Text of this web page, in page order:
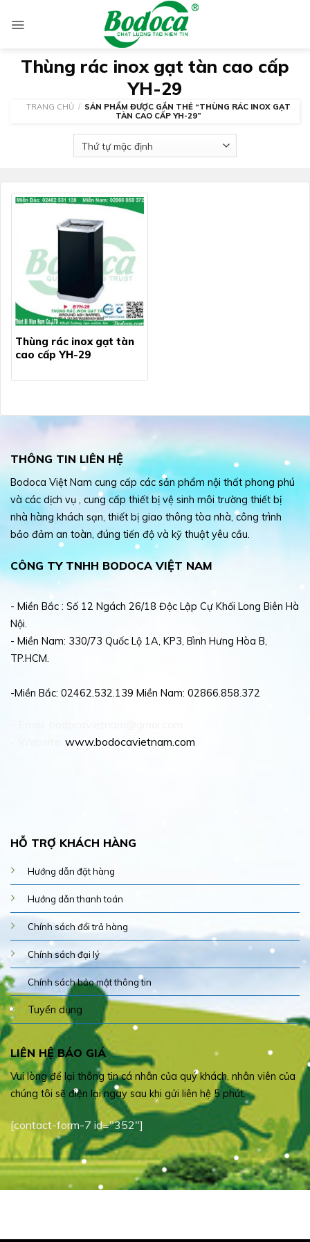
Thùng rác inox gạt tàn cao cấp
YH-29
TRANG CHỦ / SẢN PHẨM ĐƯỢC GẮN THẺ “THÙNG RÁC INOX GẠT
TÀN CAO CẤP YH-29”
Thùng rác inox gạt tàn
cao cấp YH-29
THÔNG TIN LIÊN HỆ
Bodoca Việt Nam cung cấp các sản phẩm nội thất phong phú
và các dịch vụ , cung cấp thiết bị vệ sinh môi trường thiết bị
nhà hàng khách sạn, thiết bị giao thông tòa nhà, công trình
bảo đảm an toàn, đúng tiến độ và kỹ thuật yêu cầu.
CÔNG TY TNHH BODOCA VIỆT NAM
- Miền Bắc : Số 12 Ngách 26/18 Độc Lập Cự Khối Long Biên Hà
Nội.
- Miền Nam: 330/73 Quốc Lộ 1A, KP3, Bình Hưng Hòa B,
TP.HCM.
-Miền Bắc: 02462.532.139 Miền Nam: 02866.858.372
www.bodocavietnam.com
HỖ TRỢ KHÁCH HÀNG
Hướng dẫn đặt hàng
Hướng dẫn thanh toán
Chính sách đổi trả hàng
Chính sách đại lý
Chính sách bảo mật thông tin
Tuyển dụng
LIÊN HỆ BÁO GIÁ
Vui lòng để lại thông tin cá nhân của quý khách, nhân viên của
chúng tôi sẽ điện lại ngay sau khi gửi liên hệ 5 phút.
[contact-form-7 id="352"]